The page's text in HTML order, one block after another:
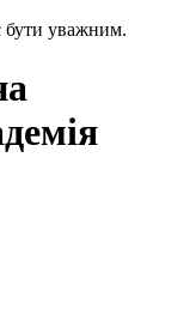
бути уважним.